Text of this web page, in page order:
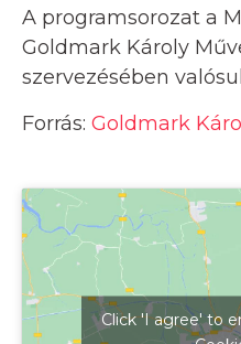
A programsorozat a
Goldmark Károly
szervezésében
Forrás: Goldmark
Click 'I agree' to